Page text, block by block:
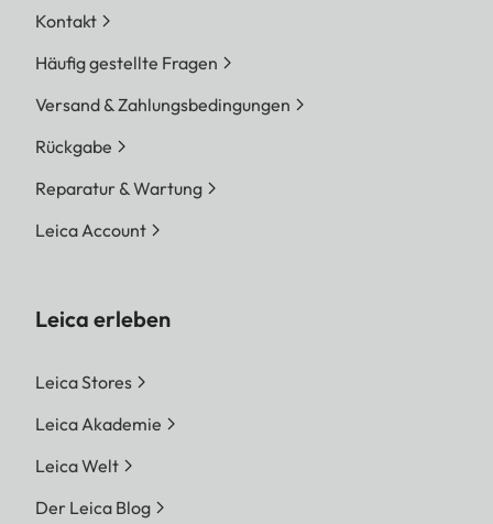
Kontakt
Häufig gestellte Fragen
Versand & Zahlungsbedingungen
Rückgabe
Reparatur & Wartung
Leica Account
Leica erleben
Leica Stores
Leica Akademie
Leica Welt
Der Leica Blog